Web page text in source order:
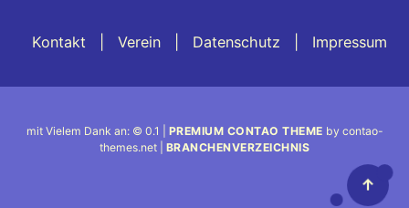
Kontakt Verein Datenschutz Impressum
mit Vielem Dank an: © 0.1 | PREMIUM CONTAO THEME by contao-
themes.net | BRANCHENVERZEICHNIS
↑